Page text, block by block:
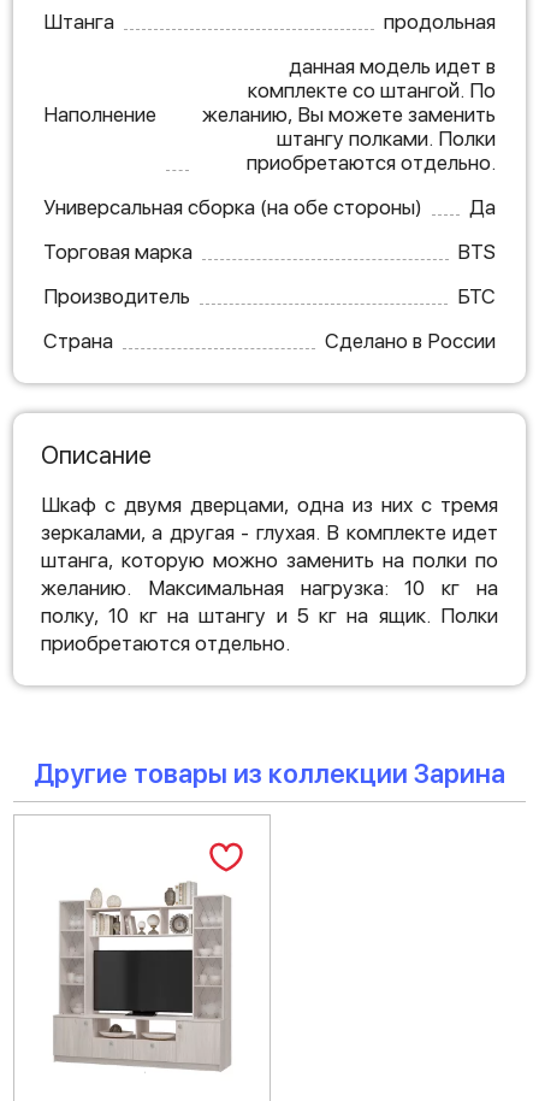
Штанга
продольная
Наполнение
данная модель идет в
комплекте со штангой. По
желанию, Вы можете заменить
штангу полками. Полки
приобретаются отдельно.
Универсальная сборка (на обе стороны)
Да
Торговая марка
BTS
Производитель
БТС
Страна
Сделано в России
Описание
Шкаф с двумя дверцами, одна из них с тремя
зеркалами, а другая - глухая. В комплекте идет
штанга, которую можно заменить на полки по
желанию. Максимальная нагрузка: 10 кг на
полку, 10 кг на штангу и 5 кг на ящик. Полки
приобретаются отдельно.
Другие товары из коллекции Зарина